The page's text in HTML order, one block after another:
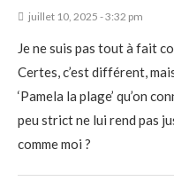
juillet 10, 2025 - 3:32 pm
Je ne suis pas tout à fait
Certes, c’est différent,
‘Pamela la plage’ qu’on
peu strict ne lui rend pas
comme moi ?